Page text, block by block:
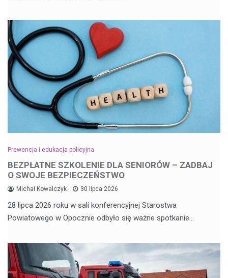
Prewencja i edukacja policyjna
BEZPŁATNE SZKOLENIE DLA SENIORÓW – ZADBAJ
O SWOJE BEZPIECZEŃSTWO
Michał Kowalczyk 30 lipca 2026
28 lipca 2026 roku w sali konferencyjnej Starostwa
Powiatowego w Opocznie odbyło się ważne spotkanie…